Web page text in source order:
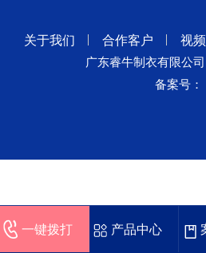
关于我们 合作客户 视
广东睿牛制衣有限公
备案号：
一键拨打 产品中心